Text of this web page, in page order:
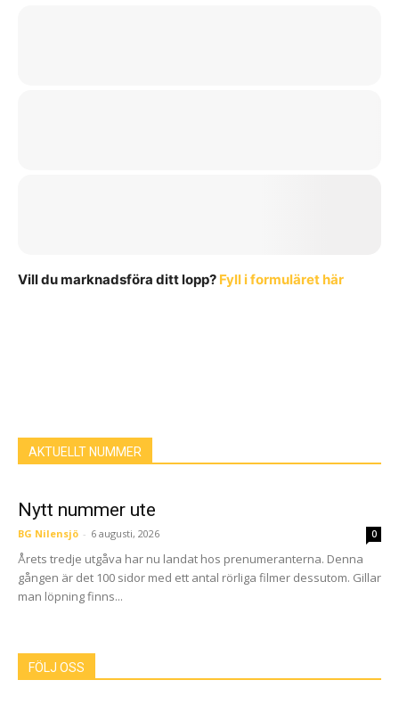
Vill du marknadsföra ditt lopp? Fyll i formuläret här
AKTUELLT NUMMER
Nytt nummer ute
BG Nilensjö - 6 augusti, 2026 0
Årets tredje utgåva har nu landat hos prenumeranterna. Denna
gången är det 100 sidor med ett antal rörliga filmer dessutom. Gillar
man löpning finns...
FÖLJ OSS